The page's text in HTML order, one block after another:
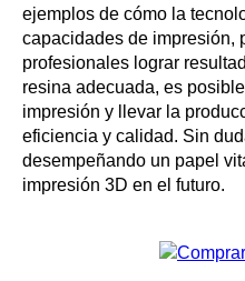
ejemplos de cómo la
capacidades de impresión,
profesionales lograr
resina adecuada, es
impresión y llevar la
eficiencia y calidad. Sin
desempeñando un papel
impresión 3D en el futuro.